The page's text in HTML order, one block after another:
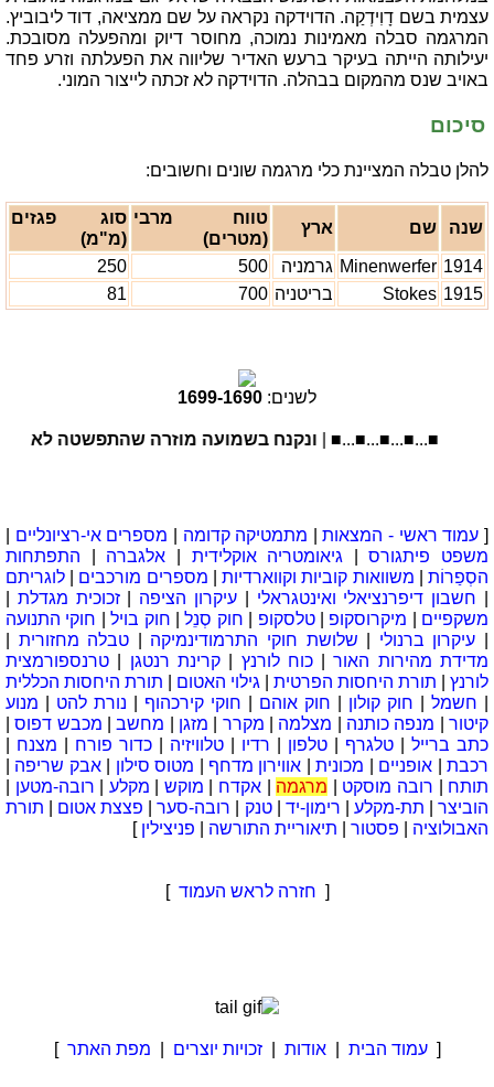
עצמית בשם דָוִידְקַה. הדוידקה נקראה על שם ממציאה, דוד ליבוביץ.
המרגמה סבלה מאמינות נמוכה, מחוסר דיוק ומהפעלה מסובכת.
יעילותה הייתה בעיקר ברעש האדיר שליווה את הפעלתה וזרע פחד
באויב שנס מהמקום בבהלה. הדוידקה לא זכתה לייצור המוני.
סיכום
להלן טבלה המציינת כלי מרגמה שונים וחשובים:
שנה שם ארץ
טווח מרבי
(מטרים)
סוג פגזים
(מ"מ)
1914
Minenwerfer גרמניה 500
250
1915
Stokes בריטניה 700
81
לשנים: 1699-1690
■...■...■...■...■ | ונקנח בשמועה מוזרה שהתפשטה
[ עמוד ראשי - המצאות| מתמטיקה קדומה מספרים אי-רציונליים
משפט פיתגורס| גיאומטריה אוקלידית אלגברה
התפתחות
הסְפַרוֹת| משוואות קוביות וקווארדיות| מספרים מורכבים
לוגריתם
חשבון דיפרנציאלי ואינטגראלי עיקרון הציפה |זכוכית מגדלת
משקפיים
מיקרוסקופ |טלסקופ חוק סְנֵל| חוק בויל| חוקי התנועה
עיקרון ברנולי שלושת חוקי התרמודינמיקה טבלה מחזורית
מדידת מהירות האור|כוח לורנץ |קרינת רנטגן
טרנספורמצית
לורנץ
תורת היחסות הפרטית גילוי האטום
תורת היחסות הכללית
חשמל חוק קולון חוק אוהם חוקי קירכהוף נורת להט
מנוע
קיטור| מנפה כותנה מצלמה מקרר מזגן מחשב| מכבש דפוס|
כתב ברייל
טלגרף טלפון רדיו טלוויזיה כדור פורח מצנח
רכבת| אופניים מכונית| אווירון מדחף מטוס סילון |אבק שריפה
תותח
רובה מוסקט מרגמה אקדח מוקש מקלע רובה-מטען
הוביצר| תת-מקלע רימון-יד |טנק רובה-סער| פצצת אטום
תורת
האבולוציה
פסטור תיאוריית התורשה פניצילין ]
[ חזרה לראש העמוד ]
[ עמוד הבית אודות זכויות יוצרים מפת האתר ]